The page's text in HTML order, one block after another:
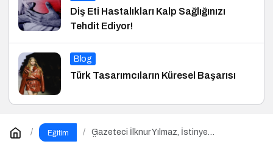
Diş Eti Hastalıkları Kalp Sağlığınızı
Tehdit Ediyor!
Blog
Türk Tasarımcıların Küresel Başarısı
Eğitim
Gazeteci İlknur Yılmaz, İstinye